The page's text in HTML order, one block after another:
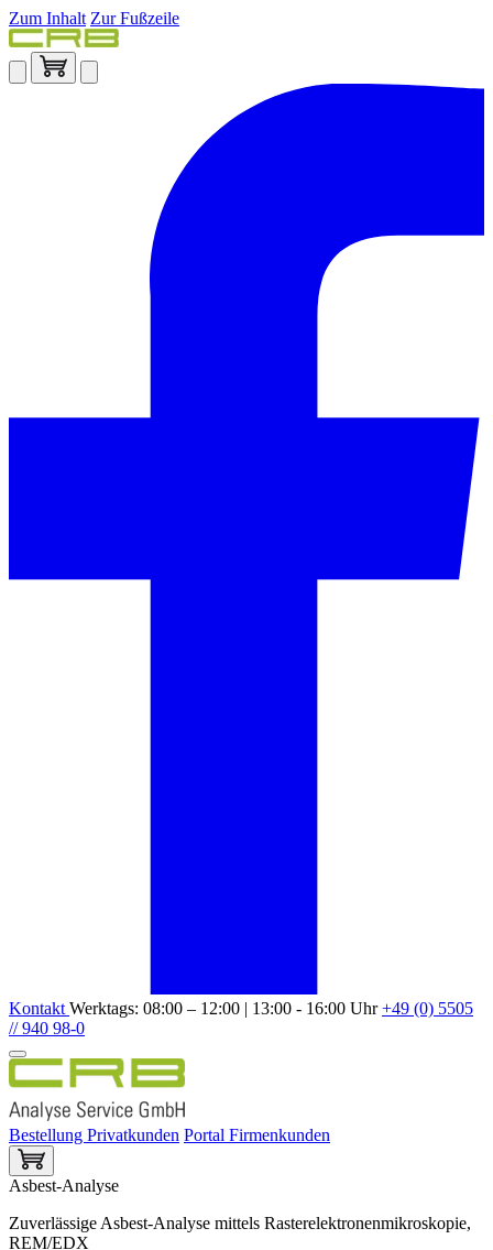
Zum Inhalt Zur Fußzeile
Kontakt Werktags: 08:00 – 12:00 | 13:00 - 16:00 Uhr+49 (0) 5505
// 940 98-0
Bestellung Privatkunden Portal Firmenkunden
Asbest-Analyse
Zuverlässige Asbest-Analyse mittels Rasterelektronenmikroskopie,
REM/EDX